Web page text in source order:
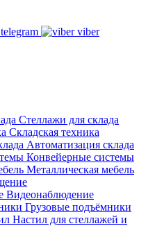
telegram viber
Cтеллажи для склада
Складская техника
Автоматизация склада
Конвейерные системы
Металлическая мебель
Видеонаблюдение
Грузовые подъёмники
Настил для стеллажей и